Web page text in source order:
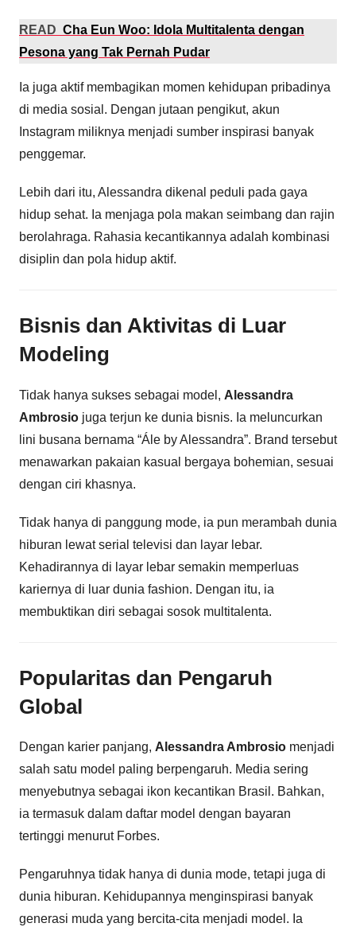
READ Cha Eun Woo: Idola Multitalenta dengan
Pesona yang Tak Pernah Pudar
Ia juga aktif membagikan momen kehidupan pribadinya
di media sosial. Dengan jutaan pengikut, akun
Instagram miliknya menjadi sumber inspirasi banyak
penggemar.
Lebih dari itu, Alessandra dikenal peduli pada gaya
hidup sehat. Ia menjaga pola makan seimbang dan rajin
berolahraga. Rahasia kecantikannya adalah kombinasi
disiplin dan pola hidup aktif.
Bisnis dan Aktivitas di Luar
Modeling
Tidak hanya sukses sebagai model, Alessandra
Ambrosio juga terjun ke dunia bisnis. Ia meluncurkan
lini busana bernama “Ále by Alessandra”. Brand tersebut
menawarkan pakaian kasual bergaya bohemian, sesuai
dengan ciri khasnya.
Tidak hanya di panggung mode, ia pun merambah dunia
hiburan lewat serial televisi dan layar lebar.
Kehadirannya di layar lebar semakin memperluas
kariernya di luar dunia fashion. Dengan itu, ia
membuktikan diri sebagai sosok multitalenta.
Popularitas dan Pengaruh
Global
Dengan karier panjang, Alessandra Ambrosio menjadi
salah satu model paling berpengaruh. Media sering
menyebutnya sebagai ikon kecantikan Brasil. Bahkan,
ia termasuk dalam daftar model dengan bayaran
tertinggi menurut Forbes.
Pengaruhnya tidak hanya di dunia mode, tetapi juga di
dunia hiburan. Kehidupannya menginspirasi banyak
generasi muda yang bercita-cita menjadi model. Ia